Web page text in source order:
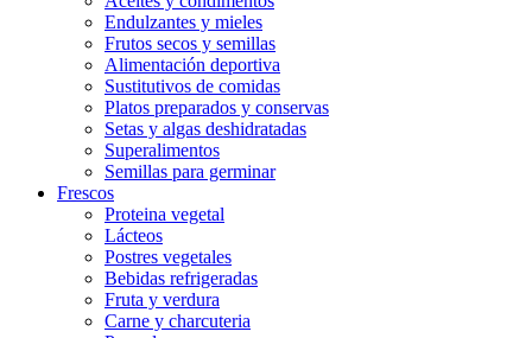
Endulzantes y mieles
Frutos secos y semillas
Alimentación deportiva
Sustitutivos de comidas
Platos preparados y conservas
Setas y algas deshidratadas
Superalimentos
Semillas para germinar
Frescos
Proteina vegetal
Lácteos
Postres vegetales
Bebidas refrigeradas
Fruta y verdura
Carne y charcuteria